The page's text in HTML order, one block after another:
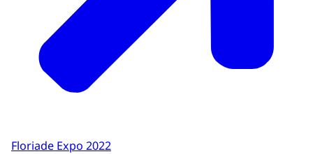
Floriade Expo 2022